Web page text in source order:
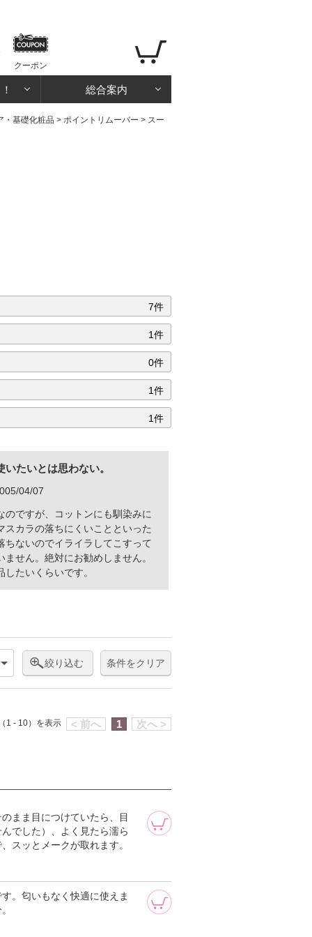
クーポン
総合案内
・基礎化粧品 > ポイントリムーバー > スー
7件
1件
0件
1件
1件
たいとは思わない。
04/07
ですが、コットンにも馴染みに
カラの落ちにくいことといった
ないのでイライラしてこすって
せん。絶対にお勧めしません。
たいくらいです。
絞り込む 条件をクリア
< 前へ 1 次へ >
1 - 10）を表示
まま目につけていたら、目
でした）、よく見たら濡ら
スッとメークが取れます。
。匂いもなく快適に使えま